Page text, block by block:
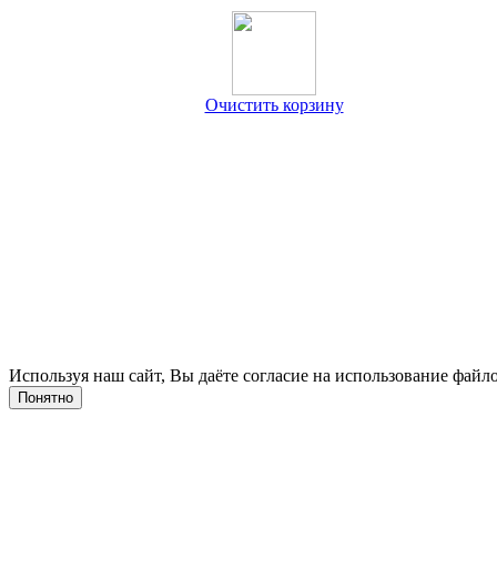
Очистить корзину
Используя наш сайт, Вы даёте согласие на использование
Понятно